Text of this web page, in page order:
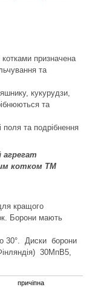
призначена
та
кукурудзи,
та
поля та подрібнення
агрегат
котком ТМ
кращого
Борони мають
30°. Диски борони
30МпВ5,
причіпна